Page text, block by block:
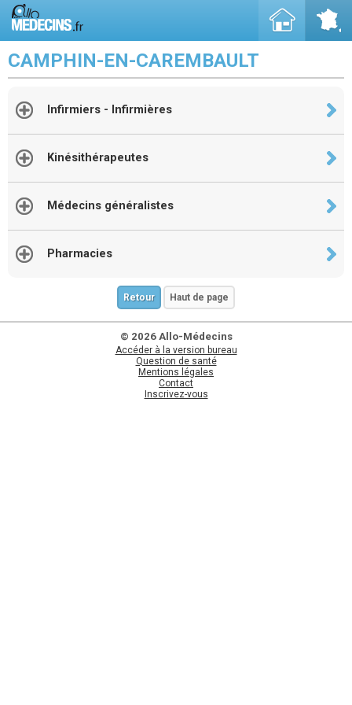
CAMPHIN-EN-CAREMBAULT
Infirmiers - Infirmières
Kinésithérapeutes
Médecins généralistes
Pharmacies
Retour Haut de page
© 2026 Allo-Médecins
Accéder à la version bureau
Question de santé
Mentions légales
Contact
Inscrivez-vous